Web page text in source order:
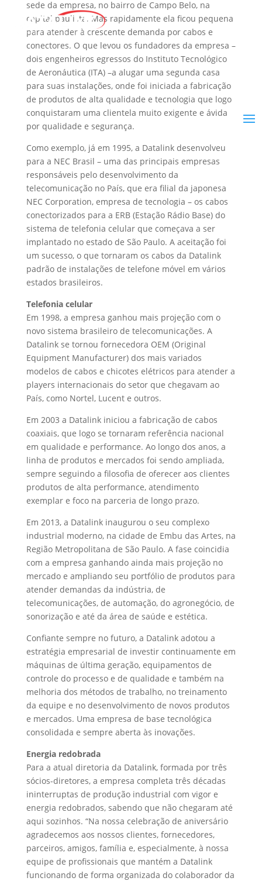
sede da empresa, no bairro de Campo Belo, na
capital paulista. Mas rapidamente ela ficou pequena
para atender à crescente demanda por cabos e
conectores. O que levou os fundadores da empresa –
dois engenheiros egressos do Instituto Tecnológico
de Aeronáutica (ITA) –a alugar uma segunda casa
para suas instalações, onde foi iniciada a fabricação
de produtos de alta qualidade e tecnologia que logo
conquistaram uma clientela muito exigente e ávida
por qualidade e segurança.
Como exemplo, já em 1995, a Datalink desenvolveu
para a NEC Brasil – uma das principais empresas
responsáveis pelo desenvolvimento da
telecomunicação no País, que era filial da japonesa
NEC Corporation, empresa de tecnologia – os cabos
conectorizados para a ERB (Estação Rádio Base) do
sistema de telefonia celular que começava a ser
implantado no estado de São Paulo. A aceitação foi
um sucesso, o que tornaram os cabos da Datalink
padrão de instalações de telefone móvel em vários
estados brasileiros.
Telefonia celular
Em 1998, a empresa ganhou mais projeção com o
novo sistema brasileiro de telecomunicações. A
Datalink se tornou fornecedora OEM (Original
Equipment Manufacturer) dos mais variados
modelos de cabos e chicotes elétricos para atender a
players internacionais do setor que chegavam ao
País, como Nortel, Lucent e outros.
Em 2003 a Datalink iniciou a fabricação de cabos
coaxiais, que logo se tornaram referência nacional
em qualidade e performance. Ao longo dos anos, a
linha de produtos e mercados foi sendo ampliada,
sempre seguindo a filosofia de oferecer aos clientes
produtos de alta performance, atendimento
exemplar e foco na parceria de longo prazo.
Em 2013, a Datalink inaugurou o seu complexo
industrial moderno, na cidade de Embu das Artes, na
Região Metropolitana de São Paulo. A fase coincidia
com a empresa ganhando ainda mais projeção no
mercado e ampliando seu portfólio de produtos para
atender demandas da indústria, de
telecomunicações, de automação, do agronegócio, de
sonorização e até da área de saúde e estética.
Confiante sempre no futuro, a Datalink adotou a
estratégia empresarial de investir continuamente em
máquinas de última geração, equipamentos de
controle do processo e de qualidade e também na
melhoria dos métodos de trabalho, no treinamento
da equipe e no desenvolvimento de novos produtos
e mercados. Uma empresa de base tecnológica
consolidada e sempre aberta às inovações.
Energia redobrada
Para a atual diretoria da Datalink, formada por três
sócios-diretores, a empresa completa três décadas
ininterruptas de produção industrial com vigor e
energia redobrados, sabendo que não chegaram até
aqui sozinhos. “Na nossa celebração de aniversário
agradecemos aos nossos clientes, fornecedores,
parceiros, amigos, família e, especialmente, à nossa
equipe de profissionais que mantém a Datalink
funcionando de forma organizada do colaborador da